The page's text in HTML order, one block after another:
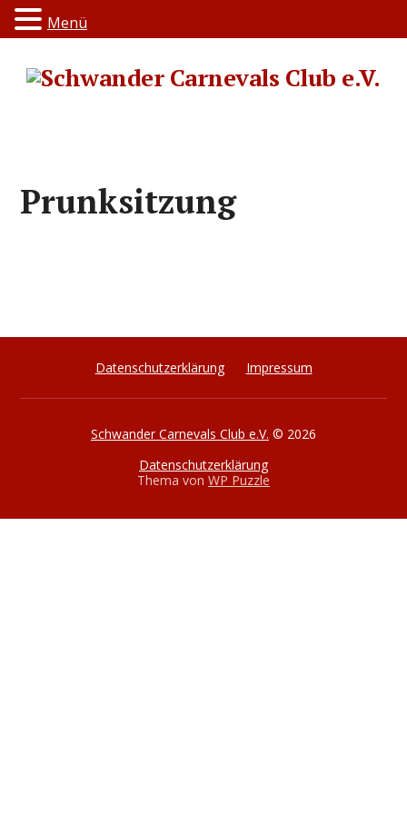
Prunksitzung
Datenschutzerklärung Impressum
Schwander Carnevals Club e.V. © 2026
Datenschutzerklärung
Thema von WP Puzzle
Menü